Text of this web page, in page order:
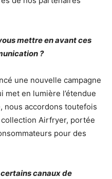
mettre en avant ces
?
une nouvelle campagne
met en lumière l’étendue
nous accordons toutefois
Airfryer, portée
pour des
canaux de